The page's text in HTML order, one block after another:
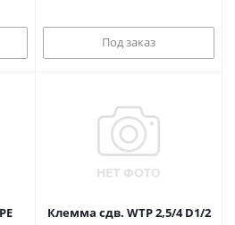
Под заказ
Клемма сдв. WTP 2,5/4 D1/2